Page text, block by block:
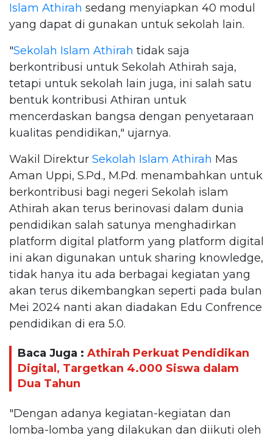
Islam Athirah sedang menyiapkan 40 modul
yang dapat di gunakan untuk sekolah lain.
"Sekolah Islam Athirah tidak saja
berkontribusi untuk Sekolah Athirah saja,
tetapi untuk sekolah lain juga, ini salah satu
bentuk kontribusi Athiran untuk
mencerdaskan bangsa dengan penyetaraan
kualitas pendidikan," ujarnya.
Wakil Direktur Sekolah Islam Athirah Mas
Aman Uppi, S.Pd., M.Pd. menambahkan untuk
berkontribusi bagi negeri Sekolah islam
Athirah akan terus berinovasi dalam dunia
pendidikan salah satunya menghadirkan
platform digital platform yang platform digital
ini akan digunakan untuk sharing knowledge,
tidak hanya itu ada berbagai kegiatan yang
akan terus dikembangkan seperti pada bulan
Mei 2024 nanti akan diadakan Edu Confrence
pendidikan di era 5.0.
Baca Juga : Athirah Perkuat Pendidikan
Digital, Targetkan 4.000 Siswa dalam
Dua Tahun
"Dengan adanya kegiatan-kegiatan dan
lomba-lomba yang dilakukan dan diikuti oleh